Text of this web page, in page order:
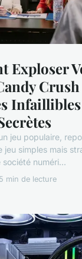
Exploser
jeu populaire,
jeu simples mais
société numéri...
5 min de lecture